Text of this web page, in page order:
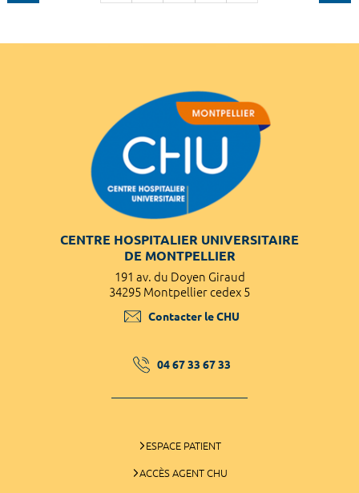
CENTRE HOSPITALIER UNIVERSITAIRE
DE MONTPELLIER
191 av. du Doyen Giraud
34295 Montpellier cedex 5
Contacter le CHU
04 67 33 67 33
ESPACE PATIENT
ACCÈS AGENT CHU